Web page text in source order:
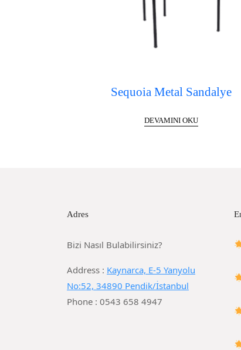
Sequoia Metal Sandalye
DEVAMINI OKU
Adres
Bizi Nasıl Bulabilirsiniz?
Address : Kaynarca, E-5 Yanyolu
No:52, 34890 Pendik/İstanbul
Phone : 0543 658 4947